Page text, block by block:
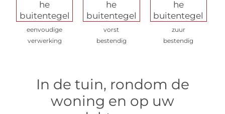
eenvoudige
verwerking
vorst
bestendig
zuur
bestendig
In de tuin, rondom de
woning en op uw